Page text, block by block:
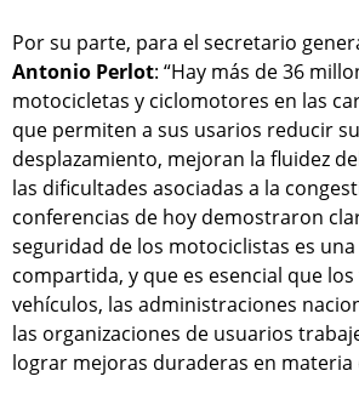
Por su parte, para el secretario
Antonio Perlot: “Hay más de 36
motocicletas y ciclomotores en las
que permiten a sus usarios reducir
desplazamiento, mejoran la fluidez
las dificultades asociadas a la
conferencias de hoy demostraron
seguridad de los motociclistas es
compartida, y que es esencial que
vehículos, las administraciones
las organizaciones de usuarios
lograr mejoras duraderas en materia